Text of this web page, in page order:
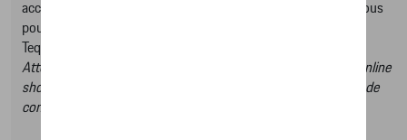
accessoires Tequipment, pour découvrir la gamme complète vous
pouvez consulter notre Moteur de recherche d’accessoires
Tequipment.
Attention, en cliquant sur le lien du catalogue vous sortez du online
shop et dans ce catalogue vous n’aurez donc pas la possibilité de
commander des articles en ligne.